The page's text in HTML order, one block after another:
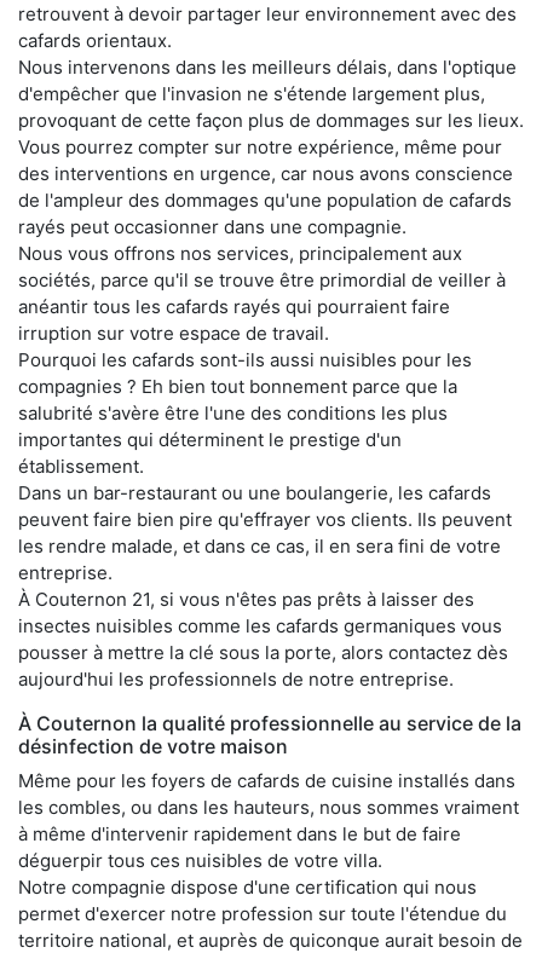
retrouvent à devoir partager leur environnement avec des
cafards orientaux.
Nous intervenons dans les meilleurs délais, dans l'optique
d'empêcher que l'invasion ne s'étende largement plus,
provoquant de cette façon plus de dommages sur les lieux.
Vous pourrez compter sur notre expérience, même pour
des interventions en urgence, car nous avons conscience
de l'ampleur des dommages qu'une population de cafards
rayés peut occasionner dans une compagnie.
Nous vous offrons nos services, principalement aux
sociétés, parce qu'il se trouve être primordial de veiller à
anéantir tous les cafards rayés qui pourraient faire
irruption sur votre espace de travail.
Pourquoi les cafards sont-ils aussi nuisibles pour les
compagnies ? Eh bien tout bonnement parce que la
salubrité s'avère être l'une des conditions les plus
importantes qui déterminent le prestige d'un
établissement.
Dans un bar-restaurant ou une boulangerie, les cafards
peuvent faire bien pire qu'effrayer vos clients. Ils peuvent
les rendre malade, et dans ce cas, il en sera fini de votre
entreprise.
À Couternon 21, si vous n'êtes pas prêts à laisser des
insectes nuisibles comme les cafards germaniques vous
pousser à mettre la clé sous la porte, alors contactez dès
aujourd'hui les professionnels de notre entreprise.
À Couternon la qualité professionnelle au service de la
désinfection de votre maison
Même pour les foyers de cafards de cuisine installés dans
les combles, ou dans les hauteurs, nous sommes vraiment
à même d'intervenir rapidement dans le but de faire
déguerpir tous ces nuisibles de votre villa.
Notre compagnie dispose d'une certification qui nous
permet d'exercer notre profession sur toute l'étendue du
territoire national, et auprès de quiconque aurait besoin de